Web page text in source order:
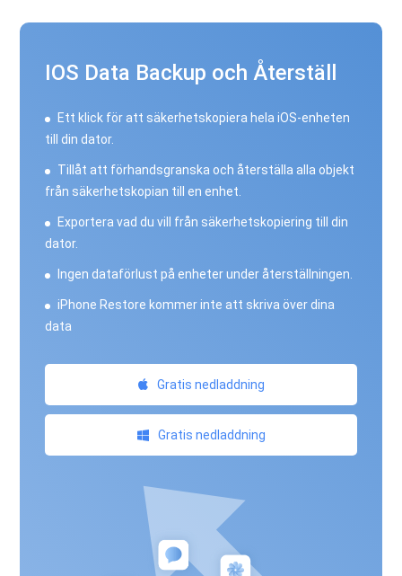
IOS Data Backup och Återställ
Ett klick för att säkerhetskopiera hela iOS-enheten
till din dator.
Tillåt att förhandsgranska och återställa alla objekt
från säkerhetskopian till en enhet.
Exportera vad du vill från säkerhetskopiering till din
dator.
Ingen dataförlust på enheter under återställningen.
iPhone Restore kommer inte att skriva över dina
data
Gratis nedladdning
Gratis nedladdning